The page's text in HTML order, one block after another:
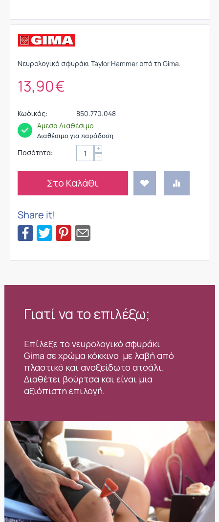
Νευρολογικό σφυράκι Taylor Hammer από τη Gima.
13,90€
Κωδικός:
850.770.048
Άμεσα Διαθέσιμο
Διαθέσιμο για παράδοση
Ποσότητα: +
−
Στο Καλάθι
Share it!
Γιατί να το επιλέξω;
Επίλεξε το νευρολογικό σφυράκι
Gima σε χρώμα κόκκινο με λαβή από
πλαστικό και ανοξείδωτο ατσάλι.
Διαθέτει βούρτσα και είναι μια
αξιόπιστη επιλογή.